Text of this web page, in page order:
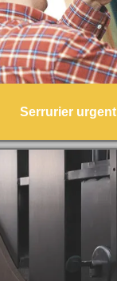
Serrurier urgent